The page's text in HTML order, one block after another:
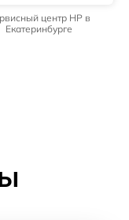
центр HP в
Екатеринбурге